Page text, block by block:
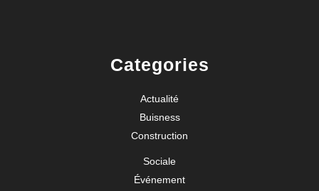
Categories
Actualité
Buisness
Construction
Sociale
Événement